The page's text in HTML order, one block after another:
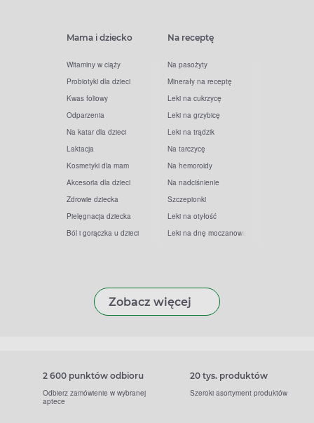
Mama i dziecko
Witaminy w ciąży
Probiotyki dla dzieci
Kwas foliowy
Odparzenia
Na katar dla dzieci
Laktacja
Kosmetyki dla mam
Akcesoria dla dzieci
Zdrowie dziecka
Pielęgnacja dziecka
Ból i gorączka u dzieci
Na receptę
Na pasożyty
Minerały na receptę
Leki na cukrzycę
Leki na grzybicę
Leki na trądzik
Na tarczycę
Na hemoroidy
Na nadciśnienie
Szczepionki
Leki na otyłość
Leki na dnę moczanową
Zobacz więcej
2 600 punktów odbioru
Odbierz zamówienie w wybranej
aptece
20 tys. produktów
Szeroki asortyment produktów